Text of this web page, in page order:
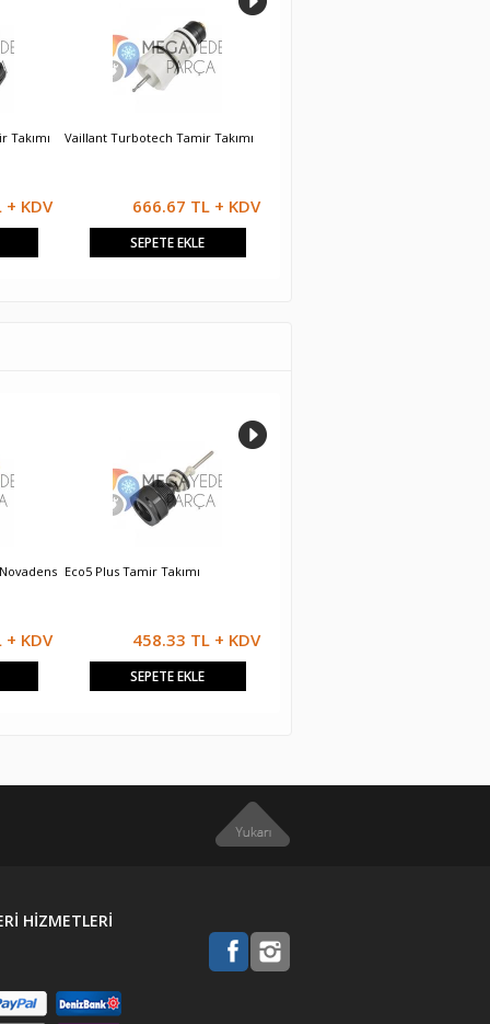
Takımı
+ KDV
Vaillant Turbotech Tamir Takımı
666.67 TL + KDV
SEPETE EKLE
+ KDV
Eco5 Plus Tamir Takımı
458.33 TL + KDV
SEPETE EKLE
HİZMETLERİ